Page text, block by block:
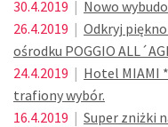
30.4.2019 | Nowo
26.4.2019 | Odkryj
ośrodku POGGIO
24.4.2019 | Hotel MIAMI
trafiony wybór.
16.4.2019 | Super zniżki